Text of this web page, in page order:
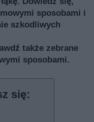
sposobami i
szkodliwych
także zebrane
sposobami.